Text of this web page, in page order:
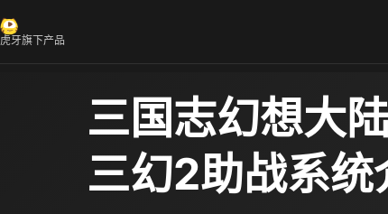
虎牙旗下产品
三国志幻想大
三幻2助战系统